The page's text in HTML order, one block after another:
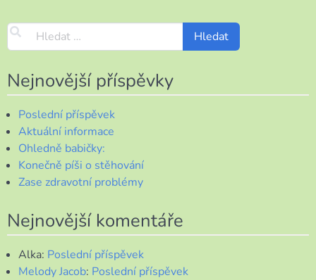
Nejnovější příspěvky
Poslední příspěvek
Aktuální informace
Ohledně babičky:
Konečně píši o stěhování
Zase zdravotní problémy
Nejnovější komentáře
Alka: Poslední příspěvek
Melody Jacob: Poslední příspěvek